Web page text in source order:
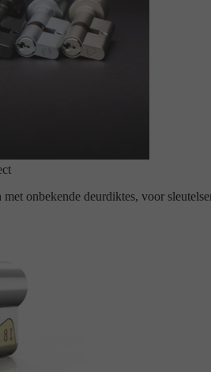
onbekende deurdiktes, voor